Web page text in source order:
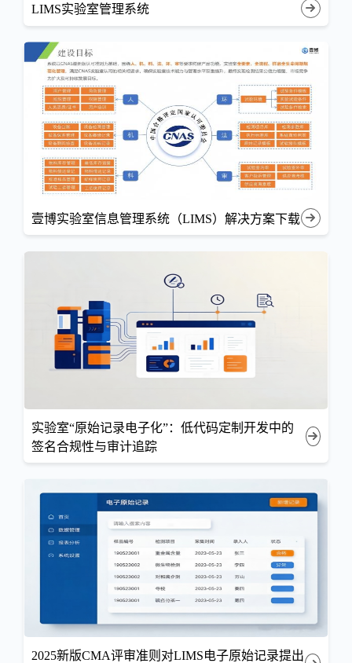
LIMS实验室管理系统
壹博实验室信息管理系统（LIMS）解决方案下载
实验室“原始记录电子化”：低代码定制开发中的
签名合规性与审计追踪
2025新版CMA评审准则对LIMS电子原始记录提出